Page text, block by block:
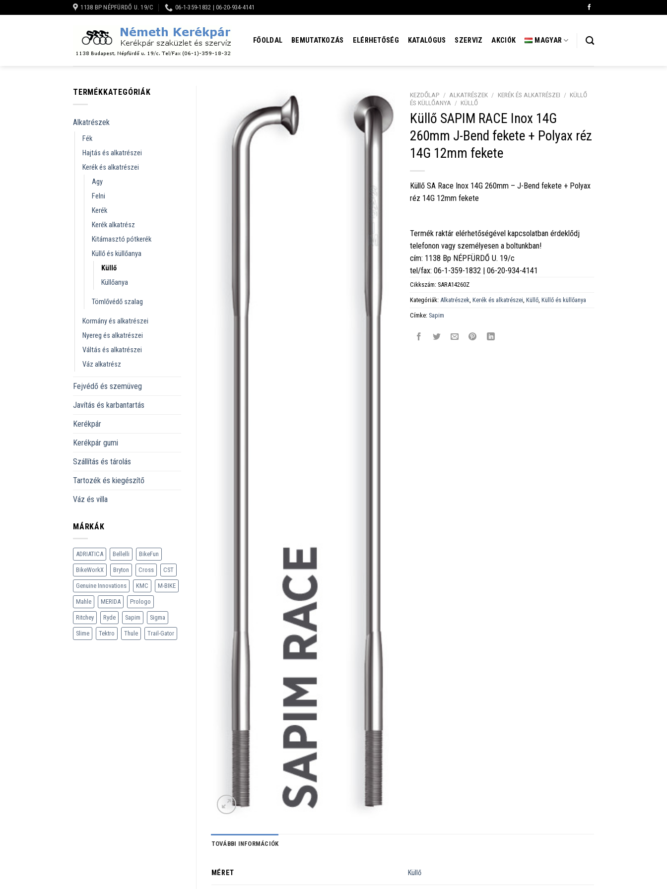
to
1138 BP NÉPFÜRDŐ U. 19/C 06-1-359-1832 | 06-20-934-4141
FŐOLDAL BEMUTATKOZÁS ELÉRHETŐSÉG KATALÓGUS SZERVIZ AKCIÓK MAGYAR
TERMÉKKATEGÓRIÁK
Alkatrészek
Fék
Hajtás és alkatrészei
Kerék és alkatrészei
Agy
Felni
Kerék
Kerék alkatrész
Kitámasztó pótkerék
Küllő és küllőanya
Küllő
Küllőanya
Tömlővédő szalag
Kormány és alkatrészei
Nyereg és alkatrészei
Váltás és alkatrészei
Váz alkatrész
Fejvédő és szemüveg
Javítás és karbantartás
Kerékpár
Kerékpár gumi
Szállítás és tárolás
Tartozék és kiegészítő
Váz és villa
MÁRKÁK
ADRIATICA Bellelli BikeFun
BikeWorkX Bryton Cross CST
Genuine Innovations KMC M-BIKE
Mahle MERIDA Prologo
Ritchey Ryde Sapim Sigma
Slime Tektro Thule Trail-Gator
KEZDŐLAP / ALKATRÉSZEK / KERÉK ÉS ALKATRÉSZEI / KÜLLŐ
ÉS KÜLLŐANYA / KÜLLŐ
Küllő SAPIM RACE Inox 14G
260mm J-Bend fekete + Polyax réz
14G 12mm fekete
Küllő SA Race Inox 14G 260mm – J-Bend fekete + Polyax
réz 14G 12mm fekete
Termék raktár elérhetőségével kapcsolatban érdeklődj
telefonon vagy személyesen a boltunkban!
cím: 1138 Bp NÉPFÜRDŐ U. 19/c
tel/fax: 06-1-359-1832 | 06-20-934-4141
Cikkszám:SARA14260Z
Kategóriák: Alkatrészek ,Kerék és alkatrészei ,Küllő ,Küllő és küllőanya
Címke: Sapim
TOVÁBBI INFORMÁCIÓK
MÉRET Küllő